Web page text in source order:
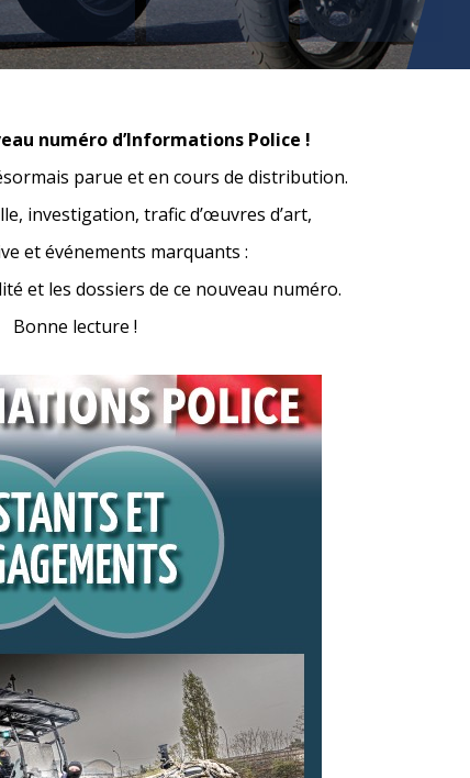
numéro d’Informations Police !
parue et en cours de distribution.
investigation, trafic d’œuvres d’art,
et événements marquants :
et les dossiers de ce nouveau numéro.
Bonne lecture !